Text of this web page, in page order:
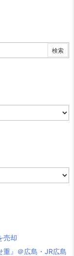
売却
重』＠広島・JR広島